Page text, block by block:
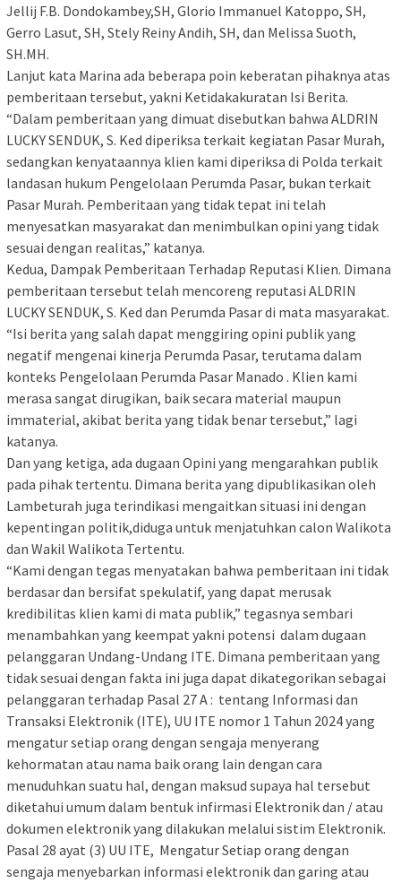
Jellij F.B. Dondokambey,SH, Glorio Immanuel Katoppo, SH,
Gerro Lasut, SH, Stely Reiny Andih, SH, dan Melissa Suoth,
SH.MH.
Lanjut kata Marina ada beberapa poin keberatan pihaknya atas
pemberitaan tersebut, yakni Ketidakakuratan Isi Berita.
“Dalam pemberitaan yang dimuat disebutkan bahwa ALDRIN
LUCKY SENDUK, S. Ked diperiksa terkait kegiatan Pasar Murah,
sedangkan kenyataannya klien kami diperiksa di Polda terkait
landasan hukum Pengelolaan Perumda Pasar, bukan terkait
Pasar Murah. Pemberitaan yang tidak tepat ini telah
menyesatkan masyarakat dan menimbulkan opini yang tidak
sesuai dengan realitas,” katanya.
Kedua, Dampak Pemberitaan Terhadap Reputasi Klien. Dimana
pemberitaan tersebut telah mencoreng reputasi ALDRIN
LUCKY SENDUK, S. Ked dan Perumda Pasar di mata masyarakat.
“Isi berita yang salah dapat menggiring opini publik yang
negatif mengenai kinerja Perumda Pasar, terutama dalam
konteks Pengelolaan Perumda Pasar Manado . Klien kami
merasa sangat dirugikan, baik secara material maupun
immaterial, akibat berita yang tidak benar tersebut,” lagi
katanya.
Dan yang ketiga, ada dugaan Opini yang mengarahkan publik
pada pihak tertentu. Dimana berita yang dipublikasikan oleh
Lambeturah juga terindikasi mengaitkan situasi ini dengan
kepentingan politik,diduga untuk menjatuhkan calon Walikota
dan Wakil Walikota Tertentu.
“Kami dengan tegas menyatakan bahwa pemberitaan ini tidak
berdasar dan bersifat spekulatif, yang dapat merusak
kredibilitas klien kami di mata publik,” tegasnya sembari
menambahkan yang keempat yakni potensi dalam dugaan
pelanggaran Undang-Undang ITE. Dimana pemberitaan yang
tidak sesuai dengan fakta ini juga dapat dikategorikan sebagai
pelanggaran terhadap Pasal 27 A : tentang Informasi dan
Transaksi Elektronik (ITE), UU ITE nomor 1 Tahun 2024 yang
mengatur setiap orang dengan sengaja menyerang
kehormatan atau nama baik orang lain dengan cara
menuduhkan suatu hal, dengan maksud supaya hal tersebut
diketahui umum dalam bentuk infirmasi Elektronik dan / atau
dokumen elektronik yang dilakukan melalui sistim Elektronik.
Pasal 28 ayat (3) UU ITE, Mengatur Setiap orang dengan
sengaja menyebarkan informasi elektronik dan garing atau